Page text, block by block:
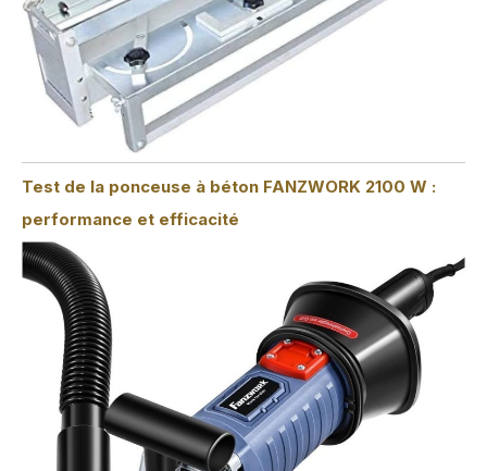
Test de la ponceuse à béton FANZWORK 2100 W :
performance et efficacité